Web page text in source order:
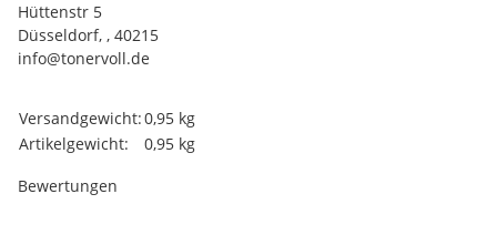
Hüttenstr 5
Düsseldorf, , 40215
info@tonervoll.de
Produkteigenschaft
Wert
Versandgewicht:0,95 kg
Artikelgewicht:
0,95 kg
Bewertungen